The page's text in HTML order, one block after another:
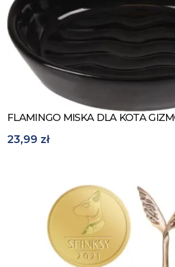
Zobacz produkt
FLAMINGO MISKA DLA KOTA
23,99 zł